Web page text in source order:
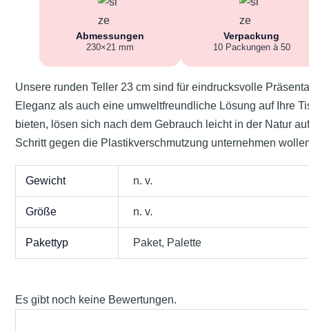
Abmessungen
230×21 mm
Verpackung
10 Packungen à 50
Unsere runden Teller 23 cm sind für eindrucksvolle
Eleganz als auch eine umweltfreundliche Lösung auf Ihre
bieten, lösen sich nach dem Gebrauch leicht in der Natur
Schritt gegen die Plastikverschmutzung unternehmen
Gewicht n. v.
Größe n. v.
Pakettyp Paket, Palette
Es gibt noch keine Bewertungen.